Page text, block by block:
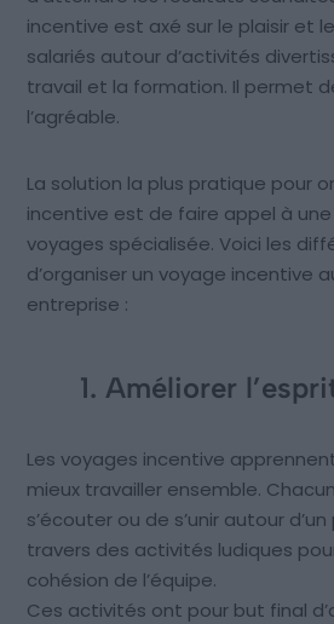
incentive est axé sur le plaisir et
salariés autour d’activités
travail et la formation. Il permet
l’agréable.
La solution la plus pratique pour
incentive est de faire appel à
voyages spécialisée. Voici les
d’organiser un voyage incentive
entreprise :
1. Améliorer
Les voyages incentive
mieux travailler ensemble.
s’écouter ou de s’unir autour
travers des activités ludiques
cohésion de l’équipe.
Ces activités ont pour but final